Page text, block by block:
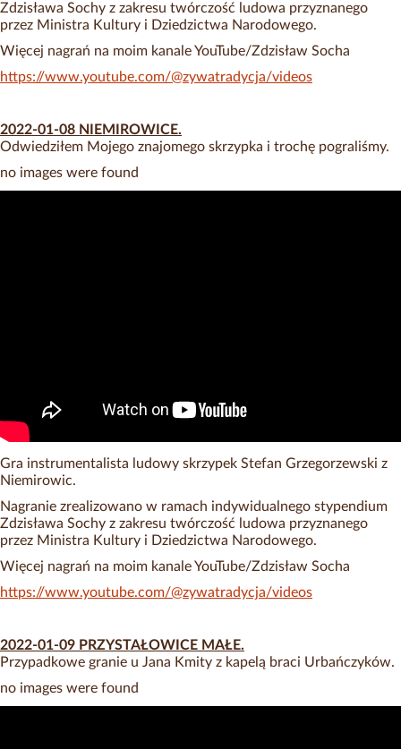
Zdzisława Sochy z zakresu twórczość ludowa przyznanego
przez Ministra Kultury i Dziedzictwa Narodowego.
Więcej nagrań na moim kanale YouTube/Zdzisław Socha
https://www.youtube.com/@zywatradycja/videos
2022-01-08 NIEMIROWICE.
Odwiedziłem Mojego znajomego skrzypka i trochę pograliśmy.
no images were found
Gra instrumentalista ludowy skrzypek Stefan Grzegorzewski z
Niemirowic.
Nagranie zrealizowano w ramach indywidualnego stypendium
Zdzisława Sochy z zakresu twórczość ludowa przyznanego
przez Ministra Kultury i Dziedzictwa Narodowego.
Więcej nagrań na moim kanale YouTube/Zdzisław Socha
https://www.youtube.com/@zywatradycja/videos
2022-01-09 PRZYSTAŁOWI CE MAŁE.
Przypadkowe granie u Jana Kmity z kapelą braci Urbańczyków.
no images were found